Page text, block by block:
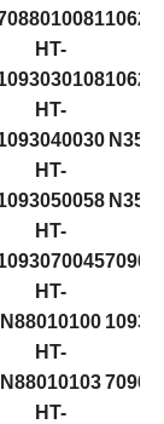
HT-
HT-
HT-
HT-
HT-
N88010100
HT-
N88010103
HT-